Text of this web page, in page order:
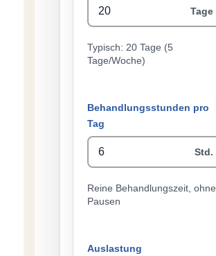
Tage
Typisch: 20 Tage (5
Tage/Woche)
Behandlungsstunden pro
Tag
Std.
Reine Behandlungszeit, ohne
Pausen
Auslastung